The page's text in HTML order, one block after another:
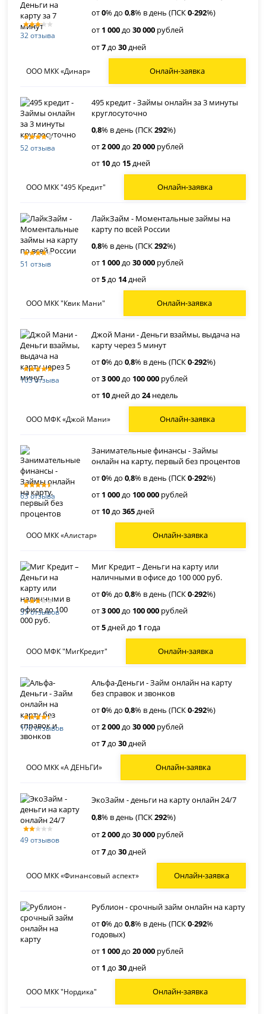
32 отзыва
от0% до0,8% в день (ПСК0-292%)
от 1 000до30 000 рублей
от7до30дней
ООО МКК «Динар» Онлайн-заявка
52 отзыва
495 кредит - Займы онлайн за 3 минуты
круглосуточно
0,8% в день (ПСК292%)
от2 000до20 000 рублей
от 10до 15дней
ООО МКК "495 Кредит" Онлайн-заявка
51 отзыв
ЛайкЗайм - Моментальные займы на
карту по всей России
0,8% в день (ПСК292%)
от 1 000до30 000 рублей
от5до 14дней
ООО МКК "Квик Мани" Онлайн-заявка
103 отзыва
Джой Мани - Деньги взаймы, выдача на
карту через 5 минут
от0% до0,8% в день (ПСК0-292%)
от3 000до 100 000 рублей
от 10дней до24недель
ООО МФК «Джой Мани» Онлайн-заявка
63 отзыва
Занимательные финансы - Займы
онлайн на карту, первый без процентов
от0% до0,8% в день (ПСК0-292%)
от 1 000до 100 000 рублей
от 10до365дней
ООО МКК «Алистар» Онлайн-заявка
37 отзывов
Миг Кредит – Деньги на карту или
наличными в офисе до 100 000 руб.
от0% до0,8% в день (ПСК0-292%)
от3 000до 100 000 рублей
от5дней до 1 года
ООО МФК "МигКредит" Онлайн-заявка
170 отзывов
Альфа-Деньги - Займ онлайн на карту
без справок и звонков
от0% до0,8% в день (ПСК0-292%)
от2 000до30 000 рублей
от7до30дней
ООО МКК «А ДЕНЬГИ» Онлайн-заявка
49 отзывов
ЭкоЗайм - деньги на карту онлайн 24/7
0,8% в день (ПСК292%)
от2 000до30 000 рублей
от7до30дней
ООО МКК «Финансовый аспект» Онлайн-заявка
Рублион - срочный займ онлайн на карту
от0% до0,8% в день (ПСК0-292%
годовых)
от 1 000до20 000 рублей
от 1 до30дней
ООО МКК "Нордика" Онлайн-заявка